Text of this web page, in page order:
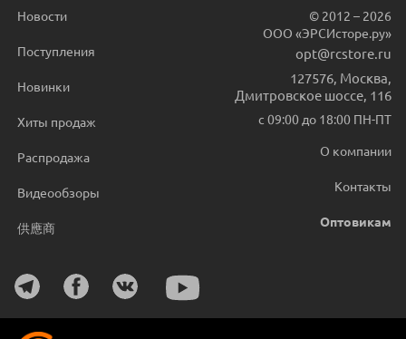
Новости
Поступления
Новинки
Хиты продаж
Распродажа
Видеообзоры
供應商
© 2012 – 2026
ООО «ЭРСИсторе.ру»
opt@rcstore.ru
127576 Москва
Дмитровское шоссе, 116
с 09:00 до 18:00 ПН-ПТ
О компании
Контакты
Оптовикам